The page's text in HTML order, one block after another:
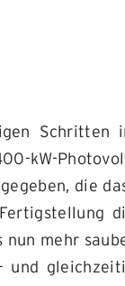
Schritten
kW-
die
nun mehr
und